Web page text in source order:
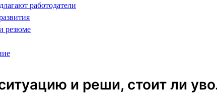
работодатели
резюме
и реши, стоит ли